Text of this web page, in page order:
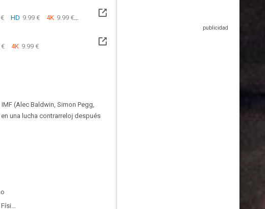
HD 9.99 € 4K 9.99 €
€ 4K 9.99 €
(Alec Baldwin, Simon Pegg,
una lucha contrarreloj después
Copia Física